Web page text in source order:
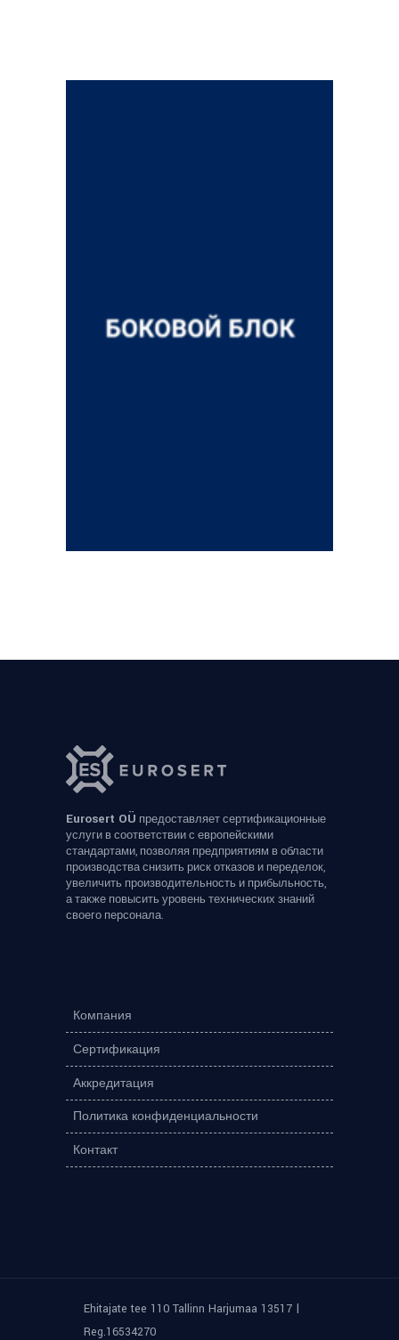
Eurosert OÜ предоставляет сертификационные
услуги в соответствии с европейскими
стандартами, позволяя предприятиям в области
производства снизить риск отказов и переделок,
увеличить производительность и прибыльность,
а также повысить уровень технических знаний
своего персонала.
Компания
Сертификация
Аккредитация
Политика конфиденциальности
Контакт
Ehitajate tee 110 Tallinn Harjumaa 13517 |
Reg.16534270